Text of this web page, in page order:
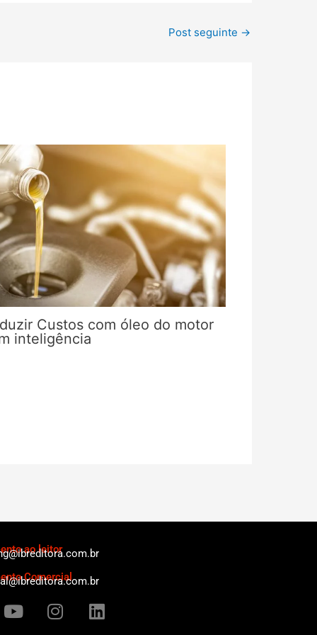
Post seguinte →
Custos com óleo do motor
inteligência
ao leitor
Comercial
Y
o
I
n
L
i